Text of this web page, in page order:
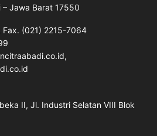
– Jawa Barat 17550
(021) 2215-7064
II, Jl. Industri Selatan VIII Blok